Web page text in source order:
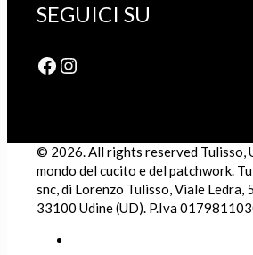
SEGUICI SU
Facebook
Instagram
© 2026. All rights reserved Tulisso,
mondo del cucito e del patchwork.
snc, di Lorenzo Tulisso, Viale Ledra,
33100 Udine (UD). P.Iva